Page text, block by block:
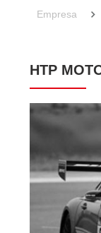
Empresa
HTP